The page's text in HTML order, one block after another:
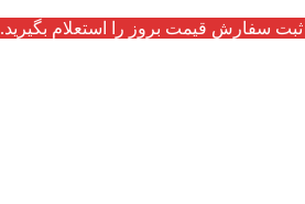
سفارش قیمت بروز را استعلام بگیرید.